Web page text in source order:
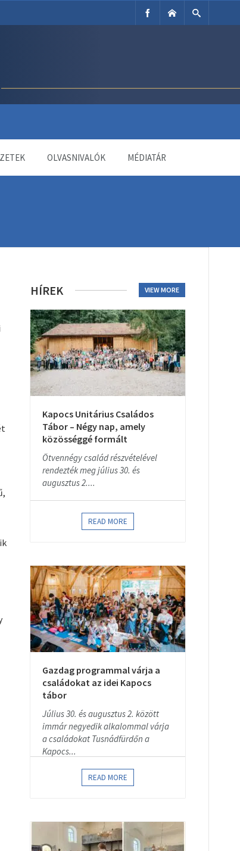
OLVASNIVALÓK MÉDIATÁR
HÍREK VIEW MORE
Kapocs Unitárius Családos
Tábor – Négy nap, amely
közösséggé formált
Ötvennégy család részvételével
rendezték meg július 30. és
augusztus 2....
READ MORE
Gazdag programmal várja a
családokat az idei Kapocs
tábor
Július 30. és augusztus 2. között
immár negyedik alkalommal várja
a családokat Tusnádfürdőn a
Kapocs...
READ MORE